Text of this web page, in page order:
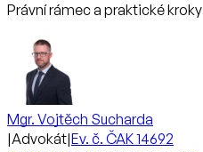
Právní rámec a praktické kroky
Mgr. Vojtěch Sucharda
|Advokát|Ev. č. ČAK 14692